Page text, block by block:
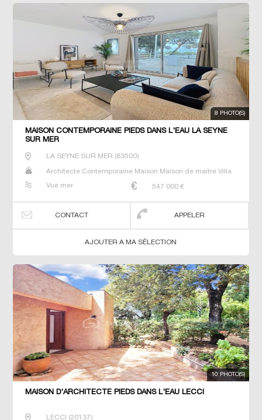
8 PHOTO(S)
MAISON CONTEMPORAINE PIEDS DANS L'EAU LA SEYNE
SUR MER
LA SEYNE SUR MER (83500)
Architecte Contemporaine Maison Maison de maitre Villa
Vue mer 547 000 €
CONTACT APPELER
AJOUTER A MA SÉLECTION
10 PHOTO(S)
MAISON D'ARCHITECTE PIEDS DANS L'EAU LECCI
LECCI (20137)